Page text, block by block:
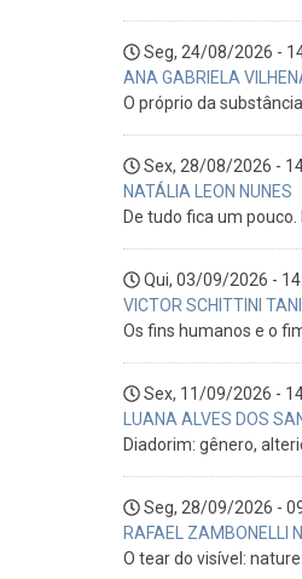
Seg, 24/08/2026 -
ANA GABRIELA
O próprio da
Sex, 28/08/2026 -
NATÁLIA LEON NUNES
De tudo fica um
Qui, 03/09/2026 -
VICTOR SCHITTINI
Os fins humanos e o
Sex, 11/09/2026 -
LUANA ALVES DOS
Diadorim: gênero,
Seg, 28/09/2026 -
RAFAEL ZAMBONELLI
O tear do visível: